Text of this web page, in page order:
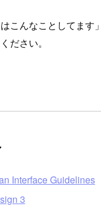
はこんなことしてます
ださい。
Interface Guidelines
3